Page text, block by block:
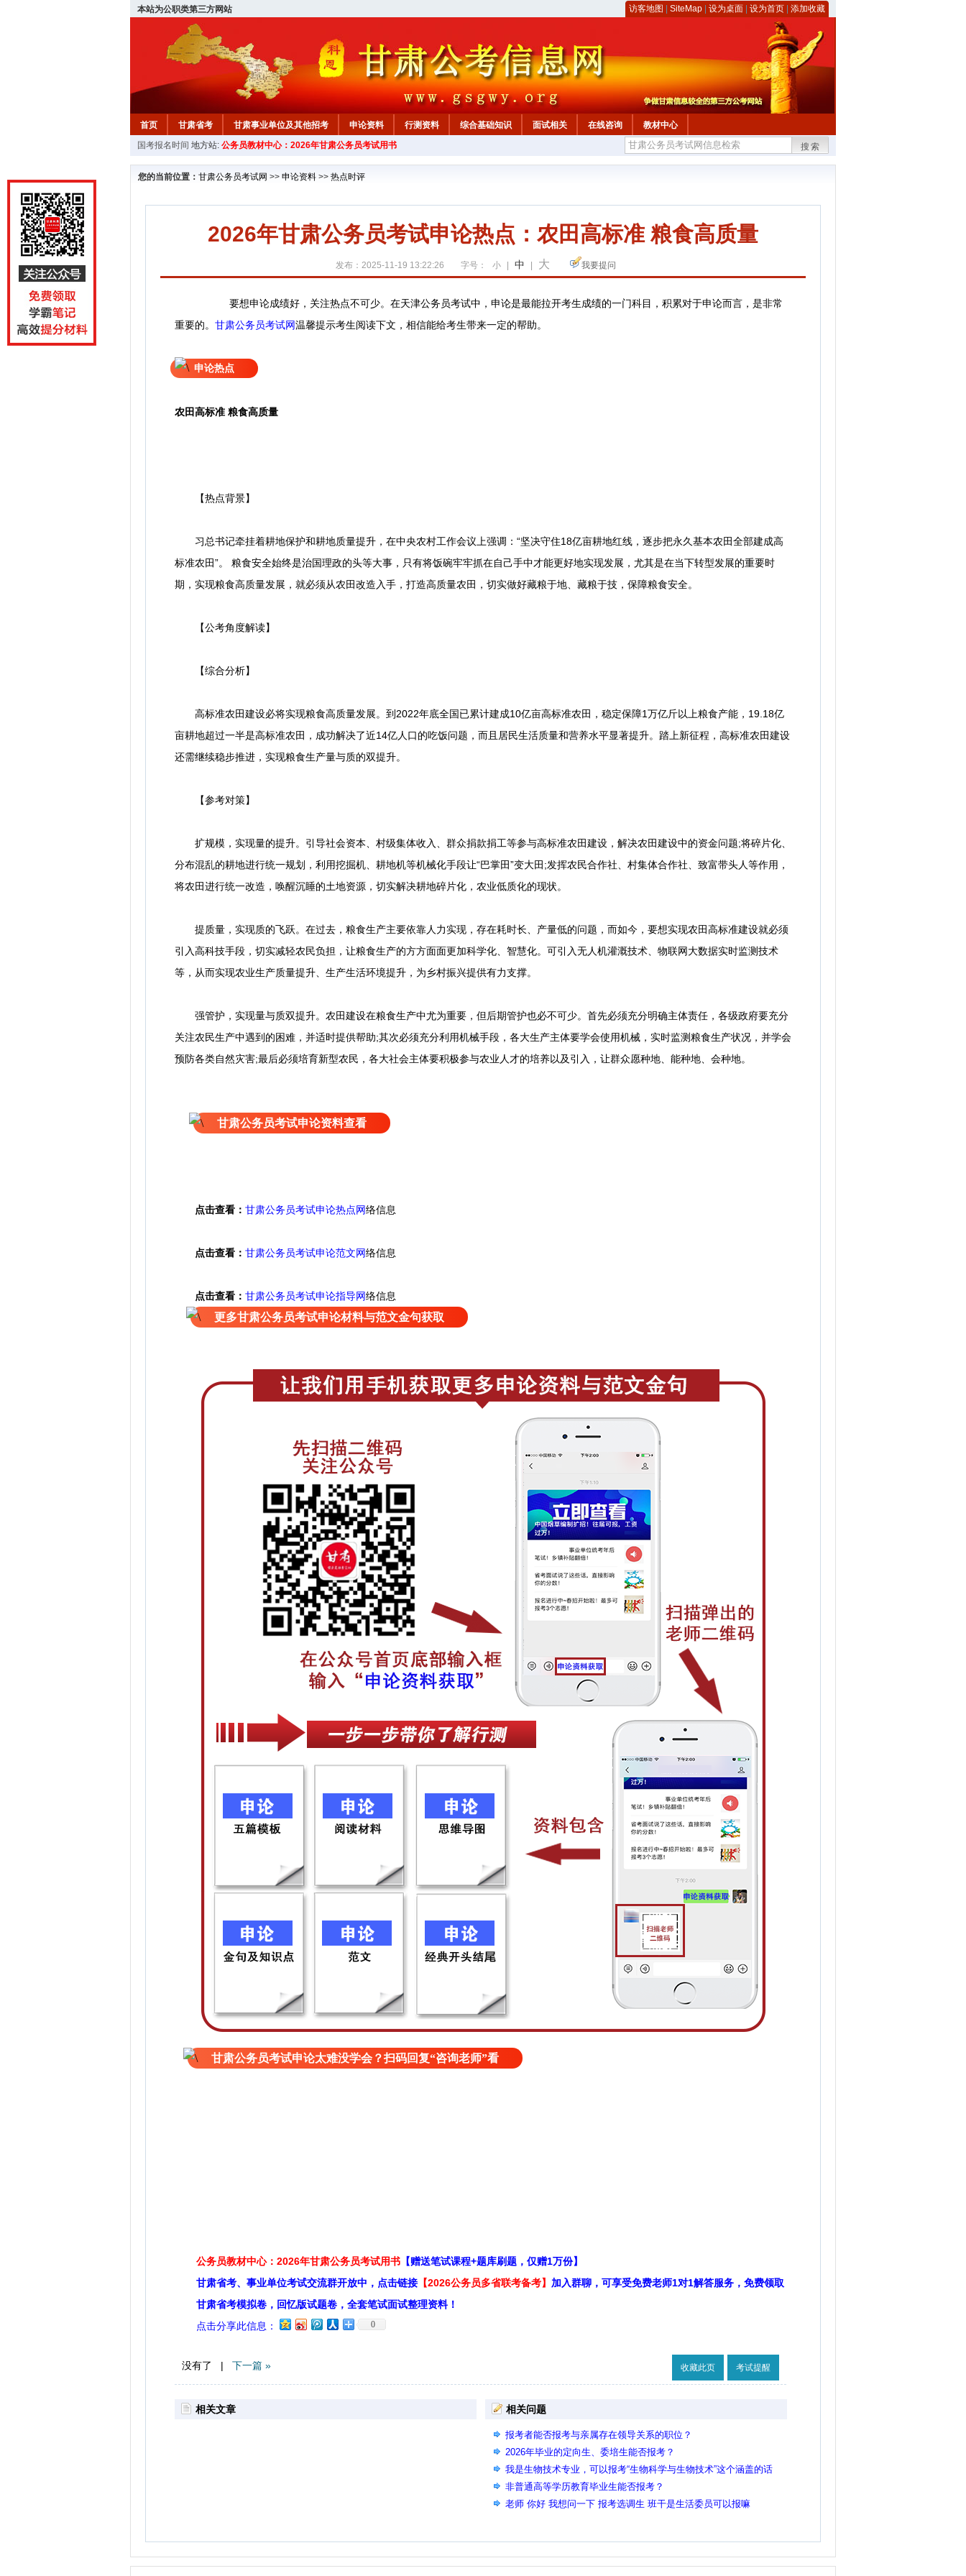
本站为公职类第三方网站 访客地图 SiteMap 设为桌面 设为首页 添加收藏
首页 甘肃省考 甘肃事业单位及其他招考 申论资料 行测资料 综合基础知识 面试相关 在线咨询
教材中心
国考报名时间 地方站: 公务员教材中心：2026年甘肃公务员考试用书 搜索
您的当前位置： 甘肃公务员考试网 >> 申论资料 >> 热点时评
2026年甘肃公务员考试申论热点：农田高标准 粮食高质量
发布：2025-11-19 13:22:26 字号： 小 中 大 我要提问
要想申论成绩好，关注热点不可少。在天津公务员考试中，申论是最能拉开考生成绩的一门科目，积累对于申论而言，是非常
重要的。 甘肃公务员考试网温馨提示考生阅读下文，相信能给考生带来一定的帮助。
申论热点
农田高标准 粮食高质量
【热点背景】
习总书记牵挂着耕地保护和耕地质量提升，在中央农村工作会议上强调：“坚决守住18亿亩耕地红线，逐步把永久基本农田全部建成高
标准农田”。 粮食安全始终是治国理政的头等大事，只有将饭碗牢牢抓在自己手中才能更好地实现发展，尤其是在当下转型发展的重要时
期，实现粮食高质量发展，就必须从农田改造入手，打造高质量农田，切实做好藏粮于地、藏粮于技，保障粮食安全。
【公考角度解读】
【综合分析】
高标准农田建设必将实现粮食高质量发展。到2022年底全国已累计建成10亿亩高标准农田，稳定保障1万亿斤以上粮食产能，19.18亿
亩耕地超过一半是高标准农田，成功解决了近14亿人口的吃饭问题，而且居民生活质量和营养水平显著提升。踏上新征程，高标准农田建设
还需继续稳步推进，实现粮食生产量与质的双提升。
【参考对策】
扩规模，实现量的提升。引导社会资本、村级集体收入、群众捐款捐工等参与高标准农田建设，解决农田建设中的资金问题;将碎片化、
分布混乱的耕地进行统一规划，利用挖掘机、耕地机等机械化手段让“巴掌田”变大田;发挥农民合作社、村集体合作社、致富带头人等作用，
将农田进行统一改造，唤醒沉睡的土地资源，切实解决耕地碎片化，农业低质化的现状。
提质量，实现质的飞跃。在过去，粮食生产主要依靠人力实现，存在耗时长、产量低的问题，而如今，要想实现农田高标准建设就必须
引入高科技手段，切实减轻农民负担，让粮食生产的方方面面更加科学化、智慧化。可引入无人机灌溉技术、物联网大数据实时监测技术
等，从而实现农业生产质量提升、生产生活环境提升，为乡村振兴提供有力支撑。
强管护，实现量与质双提升。农田建设在粮食生产中尤为重要，但后期管护也必不可少。首先必须充分明确主体责任，各级政府要充分
关注农民生产中遇到的困难，并适时提供帮助;其次必须充分利用机械手段，各大生产主体要学会使用机械，实时监测粮食生产状况，并学会
预防各类自然灾害;最后必须培育新型农民，各大社会主体要积极参与农业人才的培养以及引入，让群众愿种地、能种地、会种地。
甘肃公务员考试申论资料查看
点击查看： 甘肃公务员考试申论热点网络信息
点击查看： 甘肃公务员考试申论范文网络信息
点击查看： 甘肃公务员考试申论指导网络信息
更多甘肃公务员考试申论材料与范文金句获取
甘肃公务员考试申论太难没学会？扫码回复“咨询老师”看
公务员教材中心：2026年甘肃公务员考试用书 【赠送笔试课程+题库刷题，仅赠1万份】
甘肃省考、事业单位考试交流群开放中，点击链接 【2026公务员多省联考备考】 加入群聊，可享受免费老师1对1解答服务，免费领取
甘肃省考模拟卷，回忆版试题卷，全套笔试面试整理资料！
点击分享此信息：
0
没有了 | 下一篇 » 收藏此页 考试提醒
相关文章 相关问题
报考者能否报考与亲属存在领导关系的职位？
2026年毕业的定向生、委培生能否报考？
我是生物技术专业，可以报考“生物科学与生物技术”这个涵盖的话
吗？
非普通高等学历教育毕业生能否报考？
老师 你好 我想问一下 报考选调生 班干是生活委员可以报嘛